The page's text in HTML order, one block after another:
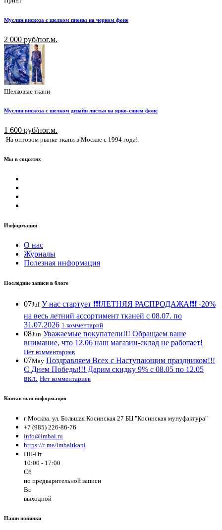
Муслин вискоза с шелком пионы на черном фоне
2 000 руб/пог.м.
Шелковые ткани
Муслин вискоза с шелком дизайн листья на ярко-синем фоне
1 600 руб/пог.м.
На оптовом рынке ткани в Москве с 1994 года!
Мы в соцсетях
Информация
О нас
Журналы
Полезная информация
Последние записи в блоге
07Jul У нас стартует ❗️❗️❗️ЛЕТНЯЯ РАСПРОДАЖА❗️❗️❗️ -20%
на весь летний ассортимент тканей с 08.07. по
31.07.2026 1 комментарий
08Jun Уважаемые покупатели!!! Обращаем ваше
внимание, что 12.06 наш магазин-склад не работает!
Нет комментариев
07May Поздравляем Всех с Наступающим праздником!!!
С Днем Победы!!! Дарим скидку 9% с 08.05 по 12.05
вкл. Нет комментариев
Контактная информация
г Москва. ул. Большая Косинская 27 БЦ "Косинская мунуфактура"
+7 (985) 226-86-76
info@imbal.ru
https://t.me/imbaltkani
ПН-Пт
10:00 - 17:00
Сб
по предварительной записи
Вс
выходной
Наши новинки